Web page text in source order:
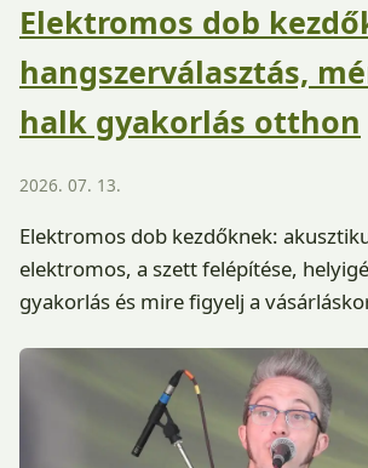
Elektromos dob
hangszerválasztás,
halk gyakorlás otthon
2026. 07. 13.
Elektromos dob kezdőknek:
elektromos, a szett felépítése,
gyakorlás és mire figyelj a